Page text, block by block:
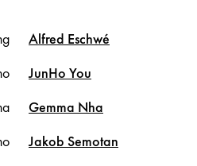
Alfred Eschwé
JunHo You
Gemma Nha
Jakob Semotan